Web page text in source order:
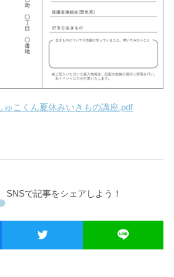
ゅこくん夏休みいきもの講座.pdf
SNSで記事をシェアしよう！